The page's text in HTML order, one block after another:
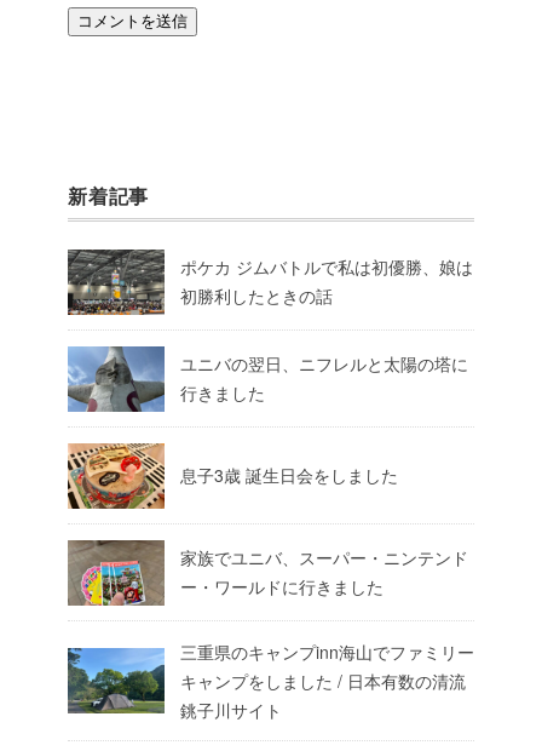
新着記事
ポケカ ジムバトルで私は初優勝、娘は
初勝利したときの話
ユニバの翌日、ニフレルと太陽の塔に
行きました
息子3歳 誕生日会をしました
家族でユニバ、スーパー・ニンテンド
ー・ワールドに行きました
三重県のキャンプinn海山でファミリー
キャンプをしました / 日本有数の清流
銚子川サイト